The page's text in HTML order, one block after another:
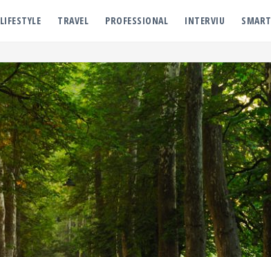
LIFESTYLE TRAVEL PROFESSIONAL INTERVIU SMART